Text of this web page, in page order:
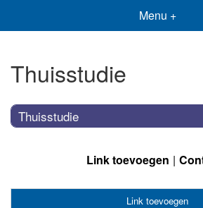
Menu +
Thuisstudie
Thuisstudie
Link toevoegen
Link toevoegen